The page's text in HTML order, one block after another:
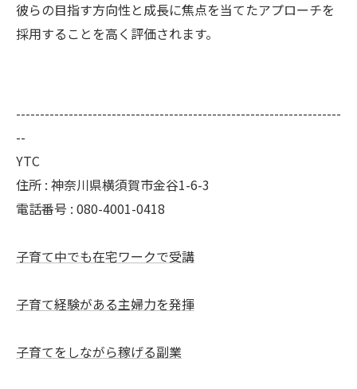
彼らの目指す方向性と成長に焦点を当てたアプローチを
採用することを高く評価されます。
--------------------------------------------------------------------
--
YTC
住所 : 神奈川県横須賀市金谷1-6-3
電話番号 : 080-4001-0418
子育て中でも在宅ワークで受講
子育て経験がある主婦力を発揮
子育てをしながら稼げる副業